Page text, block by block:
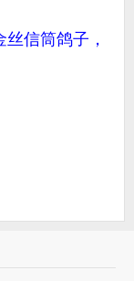
信筒鸽子，